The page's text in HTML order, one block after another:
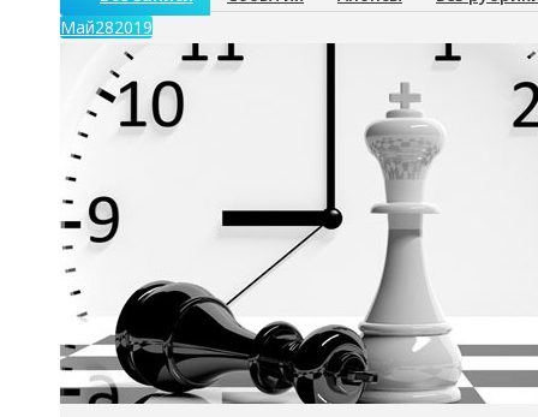
Май282019